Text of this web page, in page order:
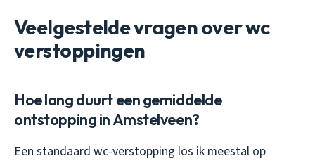
Veelgestelde vragen over wc
verstoppingen
Hoe lang duurt een gemiddelde
ontstopping in Amstelveen?
Een standaard wc-verstopping los ik meestal op